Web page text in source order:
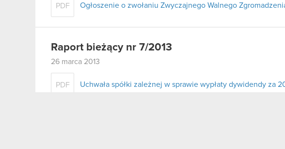
PDF Ogłoszenie o zwołaniu Zwyczajnego Walnego
Raport bieżący nr 7/2013
26 marca 2013
PDF Uchwała spółki zależnej w sprawie wypłaty dywidendy za